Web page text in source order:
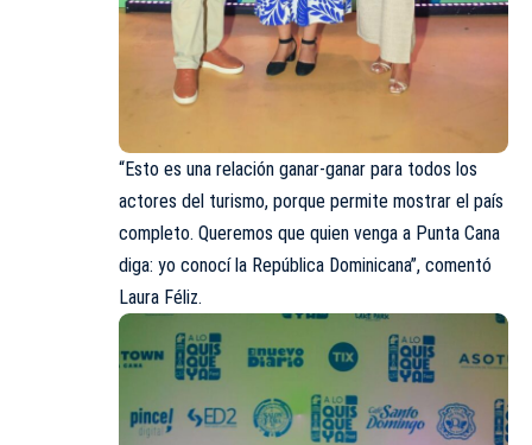
“Esto es una relación ganar-ganar para todos los
actores del turismo, porque permite mostrar el país
completo. Queremos que quien venga a Punta Cana
diga: yo conocí la República Dominicana”, comentó
Laura Féliz.